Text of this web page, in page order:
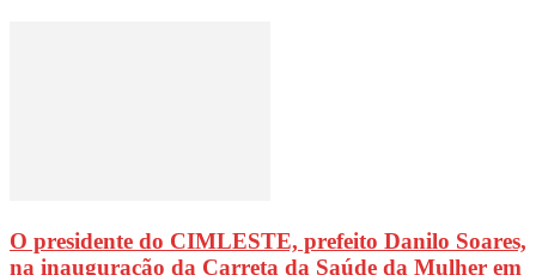
O presidente do CIMLESTE, prefeito Danilo Soares,
na inauguração da Carreta da Saúde da Mulher em